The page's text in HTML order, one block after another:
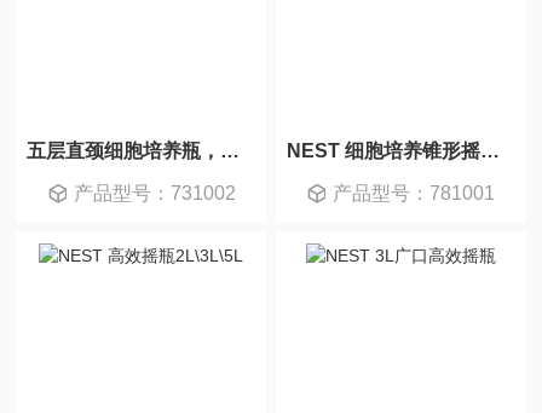
五层直颈细胞培养瓶，透气盖，TC
产品型号：731002
NEST 细胞培养锥形摇瓶125mL-2L
产品型号：781001